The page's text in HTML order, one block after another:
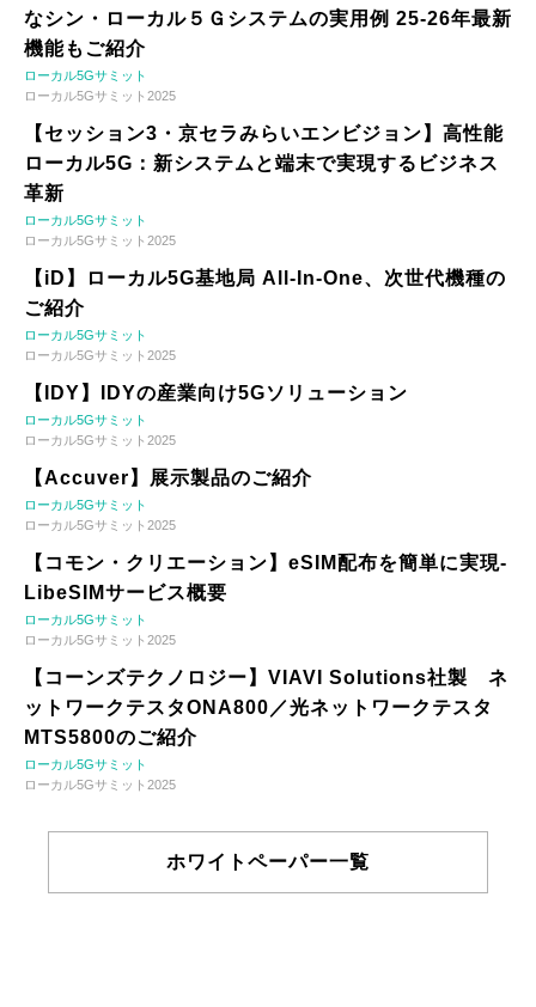
なシン・ローカル５Ｇシステムの実用例 25-26年最新
機能もご紹介
ローカル5Gサミット
ローカル5Gサミット2025
【セッション3・京セラみらいエンビジョン】高性能
ローカル5G：新システムと端末で実現するビジネス
革新
ローカル5Gサミット
ローカル5Gサミット2025
【iD】ローカル5G基地局 All-In-One、次世代機種の
ご紹介
ローカル5Gサミット
ローカル5Gサミット2025
【IDY】IDYの産業向け5Gソリューション
ローカル5Gサミット
ローカル5Gサミット2025
【Accuver】展示製品のご紹介
ローカル5Gサミット
ローカル5Gサミット2025
【コモン・クリエーション】eSIM配布を簡単に実現-
LibeSIMサービス概要
ローカル5Gサミット
ローカル5Gサミット2025
【コーンズテクノロジー】VIAVI Solutions社製 ネ
ットワークテスタONA800／光ネットワークテスタ
MTS5800のご紹介
ローカル5Gサミット
ローカル5Gサミット2025
ホワイトペーパー一覧